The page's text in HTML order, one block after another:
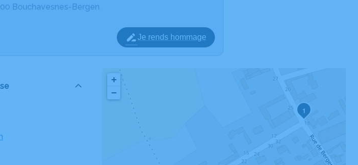
Bouchavesnes-Bergen
Je rends hommage
1
+
−